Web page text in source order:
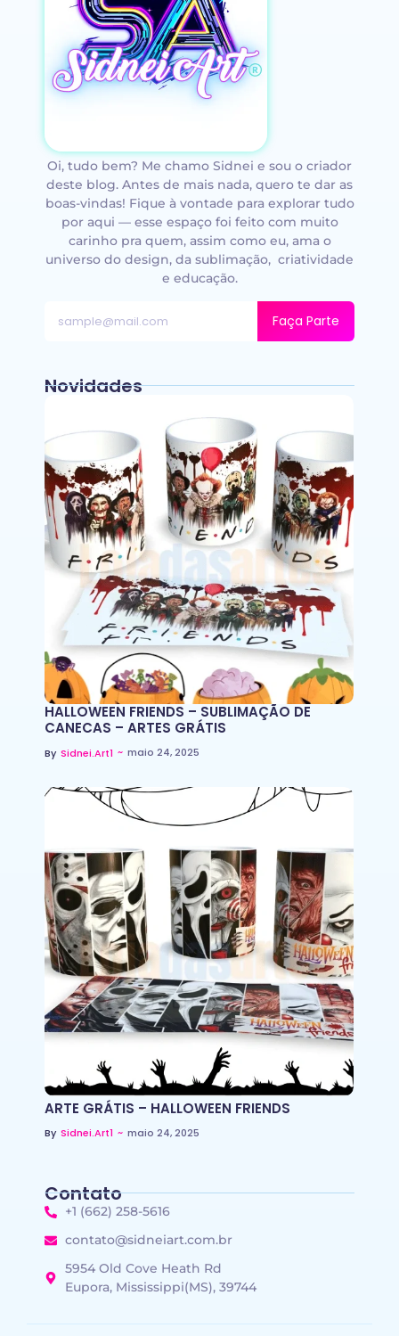
Oi, tudo bem? Me chamo Sidnei e sou o criador
deste blog. Antes de mais nada, quero te dar as
boas-vindas! Fique à vontade para explorar tudo
por aqui — esse espaço foi feito com muito
carinho pra quem, assim como eu, ama o
universo do design, da sublimação, criatividade
e educação.
Faça Parte
Novidades
HALLOWEEN FRIENDS – SUBLIMAÇÃO DE
CANECAS – ARTES GRÁTIS
By Sidnei.art1 ~ maio 24, 2025
ARTE GRÁTIS – HALLOWEEN FRIENDS
By Sidnei.art1 ~ maio 24, 2025
Contato
+1 (662) 258-5616
contato@sidneiart.com.br
5954 Old Cove Heath Rd
Eupora, Mississippi(MS), 39744